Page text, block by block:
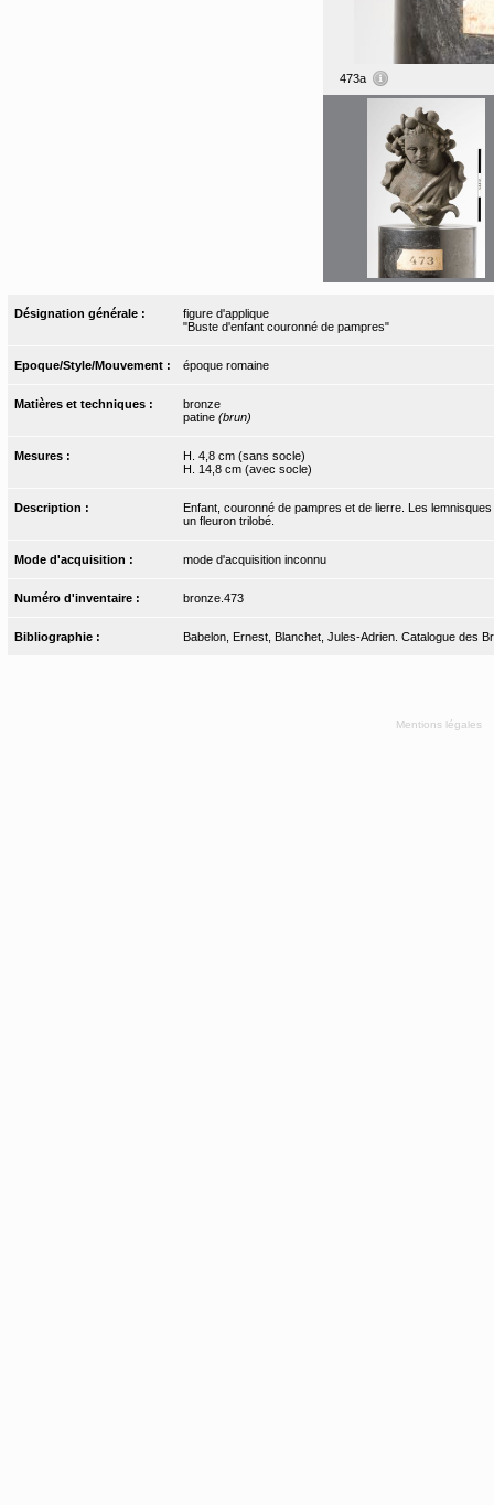
473a
Désignation générale :
figure d'applique
"Buste d'enfant couronné de pampres"
Epoque/Style/Mouvement : époque romaine
Matières et techniques :
bronze
patine (brun)
Mesures :
H. 4,8 cm (sans socle)
H. 14,8 cm (avec socle)
Description :
Enfant, couronné de pampres et de lierre. Les
un fleuron trilobé.
Mode d'acquisition : mode d'acquisition inconnu
Numéro d'inventaire : bronze.473
Bibliographie : Babelon, Ernest, Blanchet, Jules-Adrien. Catalogue des
Mentions légales